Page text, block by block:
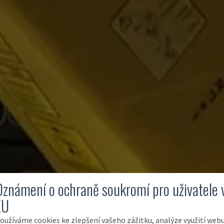
o ochraně soukromí pro uživatele
cookies ke zlepšení vašeho zážitku, analýze využití